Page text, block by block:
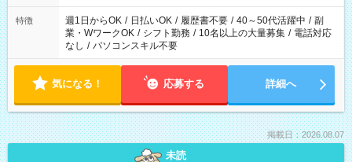
特徴 週1日からOK / 日払いOK / 履歴書不要 / 40～50代活躍中 / 副
業・WワークOK / シフト勤務 / 10名以上の大量募集 / 電話対応
なし / パソコンスキル不要
気になる！ 応募する 詳細へ
掲載日：2026.08.07
未読